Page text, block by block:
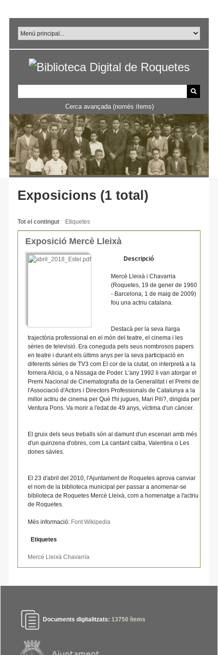
principal
Cerca avançada (només ítems)
Exposicions (1 total)
Tot el contingut Etiquetes
Exposició Mercè Lleixà
Descripció
Mercè Lleixà i Chavarria
(Roquetes, 19 de gener de 1960
- Barcelona, 1 de maig de 2009)
fou una actriu catalana.
Destacà per la seva llarga
trajectòria professional en el món del teatre, el cinema i les
sèries de televisió. Era coneguda pels seus nombrosos papers
en teatre i durant els últims anys per la seva participació en
diferents sèries de TV3 com El cor de la ciutat, on interpretà a la
fornera Alicia, o a Nissaga de Poder. L'any 1992 li van atorgar el
Premi Nacional de Cinematografia de la Generalitat i el Premi de
l'Associació d'Actors i Directors Professionals de Catalunya a la
millor actriu de cinema per Què t'hi jugues, Mari Pili?, dirigida per
Ventura Pons. Va morir a l'edat de 49 anys, víctima d'un càncer.
El gruix dels seus treballs són al damunt d'un escenari amb més
d'un quinzena d'obres, com La cantant calba, Valentina o Les
dones sàvies.
El 23 d'abril del 2010, l'Ajuntament de Roquetes aprova canviar
el nom de la biblioteca municipal per passar a anomenar-se
biblioteca de Roquetes Mercè Lleixà, com a homenatge a l'actriu
de Roquetes.
Més informació: Font Wikipedia
Etiquetes
Mercè Lleixà Chavarría
Documents digitalitzats: 13750 ítems